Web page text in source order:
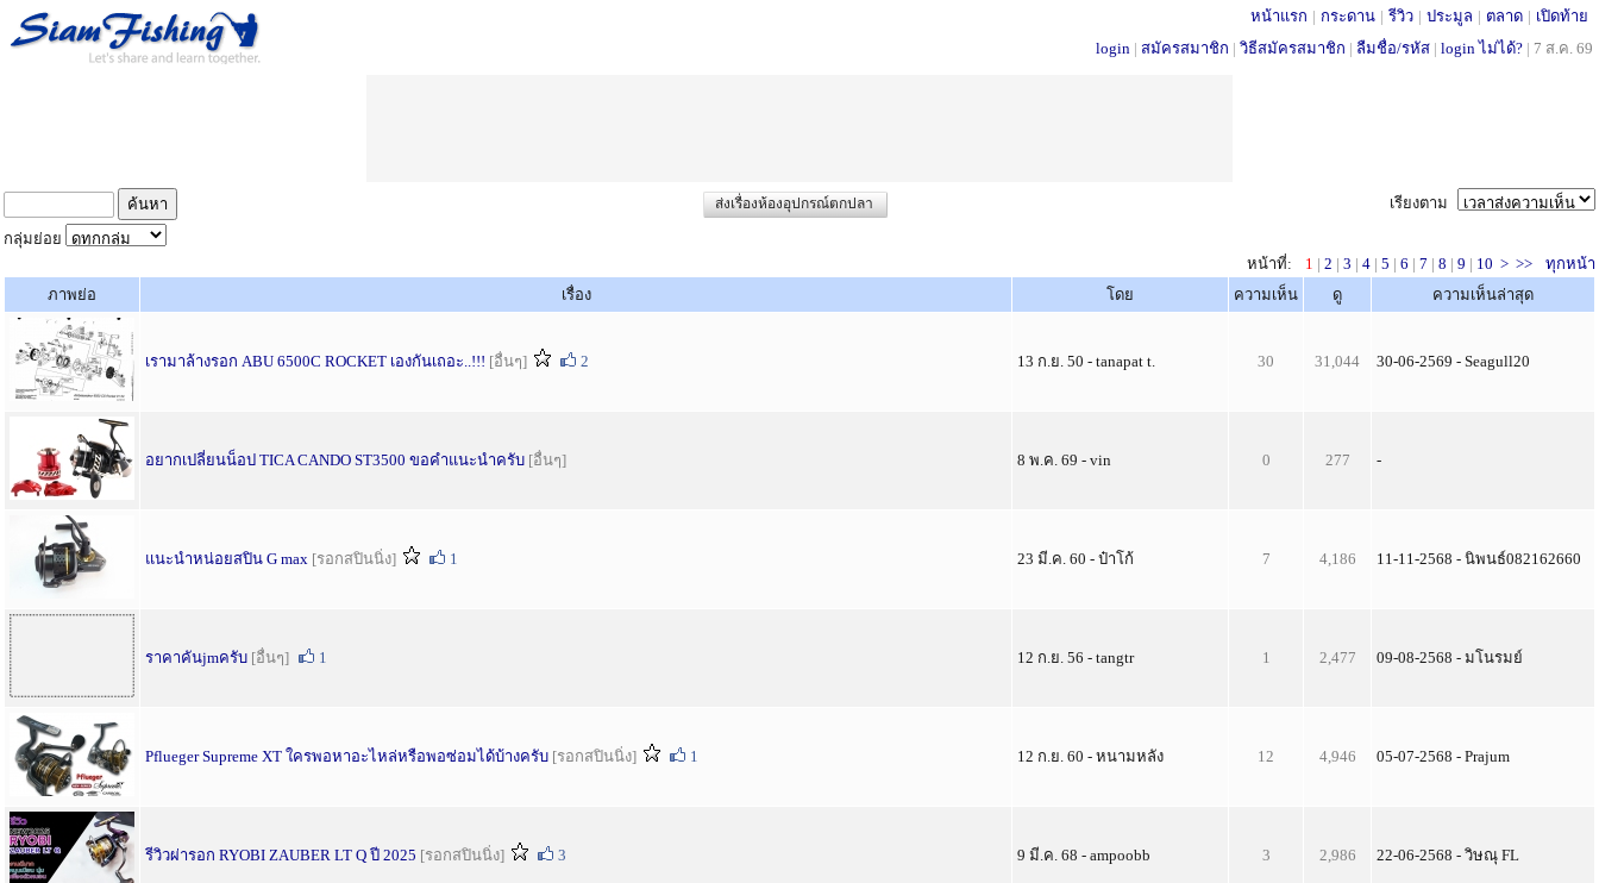
หน้าแรก | กระดาน | รีวิว | ประมูล | ตลาด | เปิดท้าย
login | สมัครสมาชิก | วิธีสมัครสมาชิก | ลืมชื่อ/รหัส | login ไม่ได้? | 7 ส.ค. 69
ส่งเรื่องห้องอุปกรณ์ตกปลา
เรียงตาม
กลุ่มย่อย
หน้าที่:
1 | 2 | 3 | 4 | 5 | 6 | 7 | 8 | 9 | 10 > >>
ทุกหน้า
ภาพย่อ
เรื่อง โดย ความเห็น ดู ความเห็นล่าสุด
เรามาล้างรอก ABU 6500C ROCKET เองกันเถอะ..!!! [อื่นๆ] 2 13 ก.ย. 50 - tanapat t. 30 31,044 30-06-2569 - Seagull20
อยากเปลี่ยนน็อป TICA CANDO ST3500 ขอคำแนะนำครับ [อื่นๆ] 8 พ.ค. 69 - vin 0 277 -
แนะนำหน่อยสปิน G max [รอกสปินนิ่ง] 1 23 มี.ค. 60 - ป๋าโก้ 7 4,186 11-11-2568 - นิพนธ์082162660
ราคาคันjmครับ [อื่นๆ] 1 12 ก.ย. 56 - tangtr 1 2,477 09-08-2568 - มโนรมย์
Pflueger Supreme XT ใครพอหาอะไหล่หรือพอซ่อมได้บ้างครับ [รอกสปินนิ่ง] 1 12 ก.ย. 60 - หนามหลัง 12 4,946 05-07-2568 - Prajum
รีวิวผ่ารอก RYOBI ZAUBER LT Q ปี 2025 [รอกสปินนิ่ง] 3 9 มี.ค. 68 - ampoobb 3 2,986 22-06-2568 - วิษณุ FL